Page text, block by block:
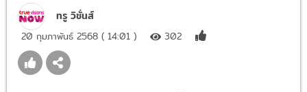
ทรู วิชั่นส์
20 กุมภาพันธ์ 2568 ( 14:01 ) 302